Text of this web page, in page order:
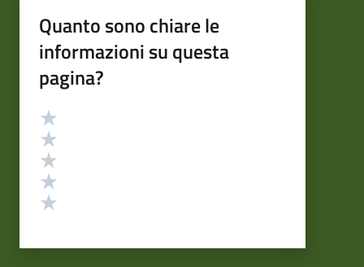
Quanto sono chiare le
informazioni su questa
pagina?
Valutazione